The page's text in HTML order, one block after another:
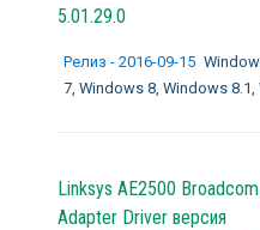
5.01.29.0
Релиз - 2016-09-15
7, Windows 8, Windows
Linksys AE2500
Adapter Driver версия